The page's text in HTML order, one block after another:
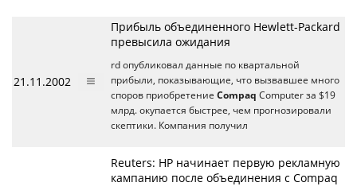
21.11.2002
Прибыль объединенного Hewlett-Packard
превысила ожидания
rd опубликовал данные по квартальной
прибыли, показывающие, что вызвавшее много
споров приобретение Compaq Computer за $19
млрд. окупается быстрее, чем прогнозировали
скептики. Компания получил
Reuters: HP начинает первую рекламную
кампанию после объединения с Compaq